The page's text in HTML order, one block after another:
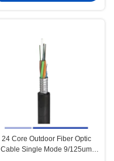
24 Core Outdoor Fiber Optic
Cable Single Mode 9/125um